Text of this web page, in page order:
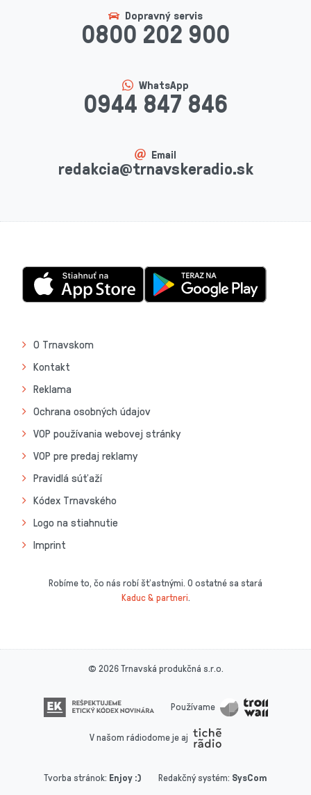
Dopravný servis
0800 202 900
WhatsApp
0944 847 846
Email
redakcia@trnavskeradio.sk
O Trnavskom
Kontakt
Reklama
Ochrana osobných údajov
VOP používania webovej stránky
VOP pre predaj reklamy
Pravidlá súťaží
Kódex Trnavského
Logo na stiahnutie
Imprint
Robíme to, čo nás robí šťastnými. O ostatné sa stará
Kaduc & partneri.
© 2026 Trnavská produkčná s.r.o.
Používame
V našom rádiodome je aj
Tvorba stránok: Enjoy :) Redakčný systém: SysCom